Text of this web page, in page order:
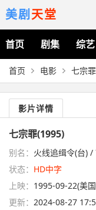
美剧天堂
首页 剧集 综艺
首页 电影 七宗罪
影片详情
七宗罪(1995)
别名： 火线追缉令(台)
状态： HD中字
上映： 1995-09-22(美
更新： 2024-08-27